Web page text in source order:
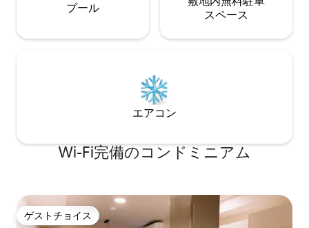
プール
ス⁠ペ⁠ー⁠ス
エアコン
Wi-Fi完備のコンドミニアム
ゲストチョイス
ゲストチョイス